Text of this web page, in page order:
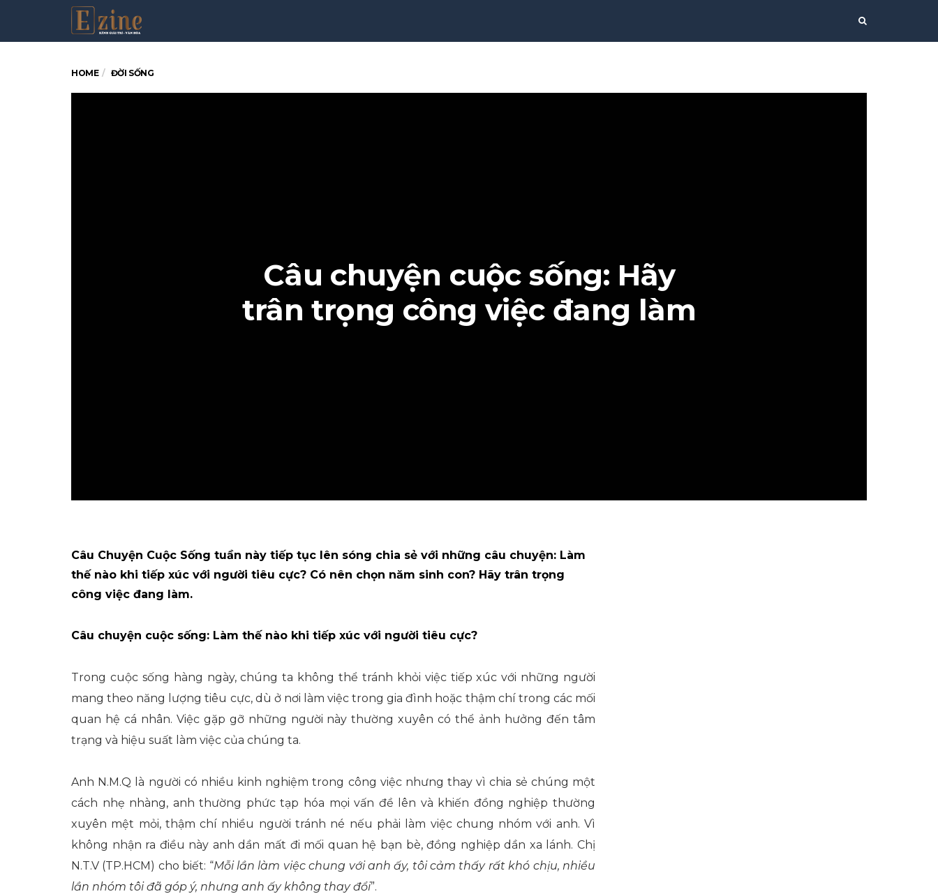
HOME ĐỜI SỐNG
Câu chuyện cuộc sống: Hãy
trân trọng công việc đang làm
Câu Chuyện Cuộc Sống tuần này tiếp tục lên sóng chia sẻ với những câu chuyện: Làm
thế nào khi tiếp xúc với người tiêu cực? Có nên chọn năm sinh con? Hãy trân trọng
công việc đang làm.
Câu chuyện cuộc sống: Làm thế nào khi tiếp xúc với người tiêu cực?
Trong cuộc sống hàng ngày, chúng ta không thể tránh khỏi việc tiếp xúc với những người
mang theo năng lượng tiêu cực, dù ở nơi làm việc trong gia đình hoặc thậm chí trong các mối
quan hệ cá nhân. Việc gặp gỡ những người này thường xuyên có thể ảnh hưởng đến tâm
trạng và hiệu suất làm việc của chúng ta.
Anh N.M.Q là người có nhiều kinh nghiệm trong công việc nhưng thay vì chia sẻ chúng một
cách nhẹ nhàng, anh thường phức tạp hóa mọi vấn đề lên và khiến đồng nghiệp thường
xuyên mệt mỏi, thậm chí nhiều người tránh né nếu phải làm việc chung nhóm với anh. Vì
không nhận ra điều này anh dần mất đi mối quan hệ bạn bè, đồng nghiệp dần xa lánh. Chị
N.T.V (TP.HCM) cho biết: “Mỗi lần làm việc chung với anh ấy, tôi cảm thấy rất khó chịu, nhiều
lần nhóm tôi đã góp ý, nhưng anh ấy không thay đổi”.